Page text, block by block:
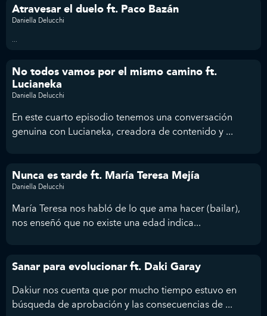
Atravesar el duelo ft. Paco Bazán
Daniella Delucchi
...
No todos vamos por el mismo camino ft.
Lucianeka
Daniella Delucchi
En este cuarto episodio tenemos una conversación
genuina con Lucianeka, creadora de contenido y ...
Nunca es tarde ft. María Teresa Mejía
Daniella Delucchi
María Teresa nos habló de lo que ama hacer (bailar),
nos enseñó que no existe una edad indica...
Sanar para evolucionar ft. Daki Garay
Dakiur nos cuenta que por mucho tiempo estuvo en
búsqueda de aprobación y las consecuencias de ...